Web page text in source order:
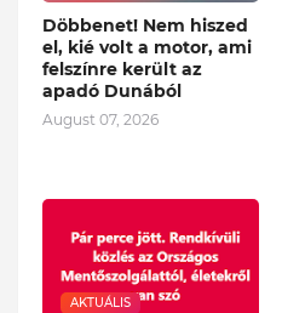
Döbbenet! Nem hiszed
el, kié volt a motor, ami
felszínre került az
apadó Dunából
August 07, 2026
AKTUÁLIS